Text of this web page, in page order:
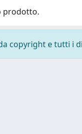
prodotto.
copyright e tutti i